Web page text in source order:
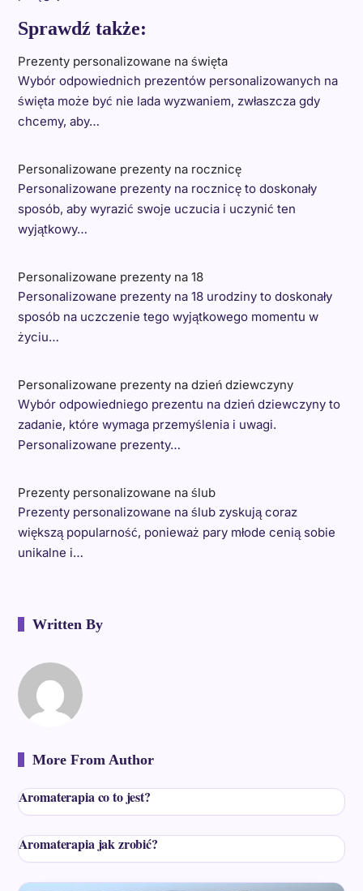
Sprawdź także:
Prezenty personalizowane na święta
Wybór odpowiednich prezentów personalizowanych na
święta może być nie lada wyzwaniem, zwłaszcza gdy
chcemy, aby…
Personalizowane prezenty na rocznicę
Personalizowane prezenty na rocznicę to doskonały
sposób, aby wyrazić swoje uczucia i uczynić ten
wyjątkowy…
Personalizowane prezenty na 18
Personalizowane prezenty na 18 urodziny to doskonały
sposób na uczczenie tego wyjątkowego momentu w
życiu…
Personalizowane prezenty na dzień dziewczyny
Wybór odpowiedniego prezentu na dzień dziewczyny to
zadanie, które wymaga przemyślenia i uwagi.
Personalizowane prezenty…
Prezenty personalizowane na ślub
Prezenty personalizowane na ślub zyskują coraz
większą popularność, ponieważ pary młode cenią sobie
unikalne i…
Written By
More From Author
Aromaterapia co to jest?
Aromaterapia jak zrobić?